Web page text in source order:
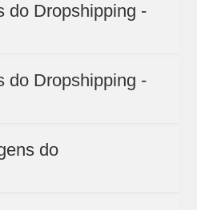
do Dropshipping -
do Dropshipping -
do